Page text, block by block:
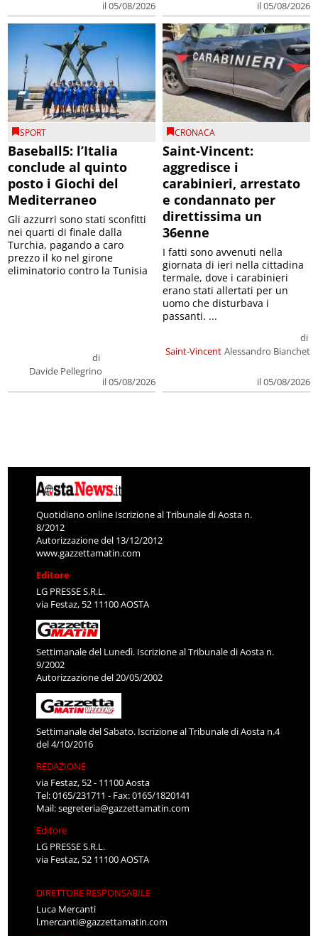
il 05/08/2026 il 05/08/2026
SPORT
Baseball5: l’Italia
conclude al quinto
posto i Giochi del
Mediterraneo
di
Davide Pellegrino
il 05/08/2026
Gli azzurri sono stati sconfitti
nei quarti di finale dalla
Turchia, pagando a caro
prezzo il ko nel girone
eliminatorio contro la Tunisia
CRONACA
Saint-Vincent:
aggredisce i
carabinieri, arrestato
e condannato per
direttissima un
36enne
Saint-Vincent
di
Alessandro Bianchet
il 05/08/2026
I fatti sono avvenuti nella
giornata di ieri nella cittadina
termale, dove i carabinieri
erano stati allertati per un
uomo che disturbava i
passanti. ...
Quotidiano online Iscrizione al Tribunale di Aosta n.
8/2012
Autorizzazione del 13/12/2012
www.gazzettamatin.com
Editore
LG PRESSE S.R.L.
via Festaz, 52 11100 AOSTA
Settimanale del Lunedì. Iscrizione al Tribunale di Aosta n.
9/2002
Autorizzazione del 20/05/2002
Settimanale del Sabato. Iscrizione al Tribunale di Aosta n.4
del 4/10/2016
REDAZIONE
via Festaz, 52 - 11100 Aosta
Tel: 0165/231711 - Fax: 0165/1820141
Mail:segreteria@gazzettamatin.com
Editore
LG PRESSE S.R.L.
via Festaz, 52 11100 AOSTA
DIRETTORE RESPONSABILE
Luca Mercanti
l.mercanti@gazzettamatin.com